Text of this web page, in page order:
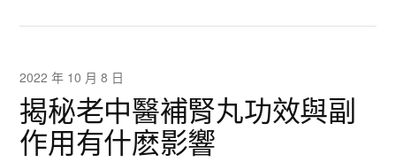
2022 年 10 月 8 日
揭秘老中醫補腎丸功效與副
作用有什麽影響